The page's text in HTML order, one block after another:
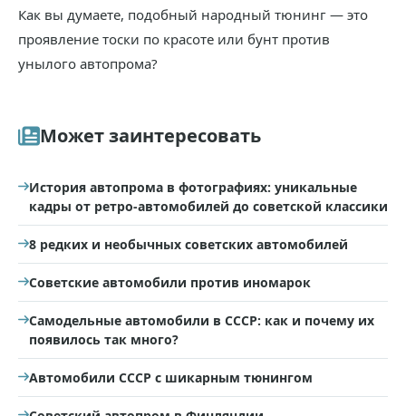
Как вы думаете, подобный народный тюнинг — это
проявление тоски по красоте или бунт против
унылого автопрома?
Может заинтересовать
История автопрома в фотографиях: уникальные
кадры от ретро-автомобилей до советской классики
8 редких и необычных советских автомобилей
Советские автомобили против иномарок
Самодельные автомобили в СССР: как и почему их
появилось так много?
Автомобили СССР с шикарным тюнингом